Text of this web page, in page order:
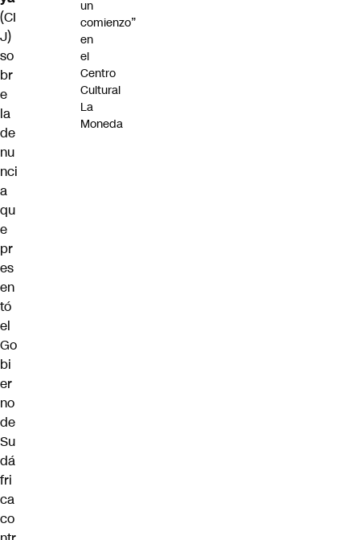
(CI
J)
so
br
e
la
de
nu
nci
a
qu
e
pr
es
en
tó
el
Go
bi
er
no
de
Su
dá
fri
ca
co
un
comienzo”
en
el
Centro
Cultural
La
Moneda